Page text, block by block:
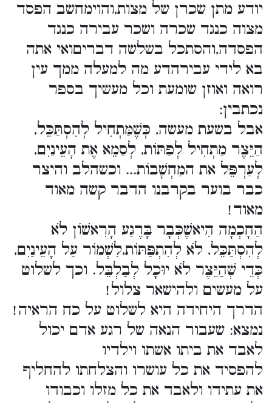
יודע מתן שכרן של מצות,והוימחשב הפסד
מצוה כנגד שכרה ושכר עבירה כנגד
הפסדה,והסתכל בשלשה דבריםואי אתה
בא לידי עבירהדע מה למעלה ממך עין
רואה ואוזן שומעת וכל מעשיך בספר
נכתבין:
אבל בשעת מעשה, כְּשֶׁמַּתְחִיל לְהִסְתַּכֵּל,
הַיֵּצֶר מַתְחִיל לְפַתּוֹת, לְסַמֵא אֶת הָעֵינַיִם,
לְעַרְפֵּל את המַחְשָׁבוֹת... וכשהלב והיצר
כבר בוער בקרבנו הדבר קשה מאוד
מאוד!
הַחָכְמָה הִיאשֶׁכְּבָר בָּרֶגַע הָרִאשׁוֹן לֹא
לְהִסְתַּכֵּל, לֹא לְהִתְפַּתּוֹת,לִשְׁמוֹר עַל הָעֵינַיִם,
כְּדֵי שְׁהַיֵּצֶר לֹא יוּכָל לְבַלְבֵּל. וכך לשלוט
על מעשים ולהישאר צלול!
הדרך היחידה היא לשלוט על כח הראיה!
נמצא: שעבור הנאה של רגע אדם יכול
לאבד את ביתו אשתו וילדיו
להפסיד את כל עושרו והצלחתו להחליף
את עתידו ולאבד את כל מזלו וכבודו